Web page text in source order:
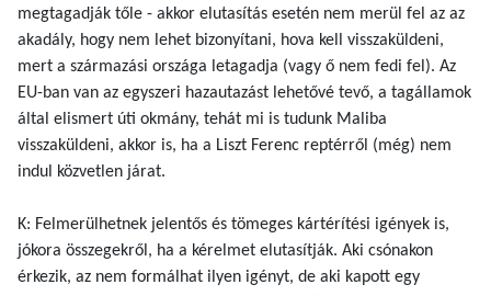
megtagadják tőle - akkor elutasítás esetén nem merül fel az az
akadály, hogy nem lehet bizonyítani, hova kell visszaküldeni,
mert a származási országa letagadja (vagy ő nem fedi fel). Az
EU-ban van az egyszeri hazautazást lehetővé tevő, a tagállamok
által elismert úti okmány, tehát mi is tudunk Maliba
visszaküldeni, akkor is, ha a Liszt Ferenc reptérről (még) nem
indul közvetlen járat.
K: Felmerülhetnek jelentős és tömeges kártérítési igények is,
jókora összegekről, ha a kérelmet elutasítják. Aki csónakon
érkezik, az nem formálhat ilyen igényt, de aki kapott egy